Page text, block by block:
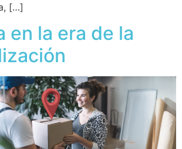
[…]
en la era de la